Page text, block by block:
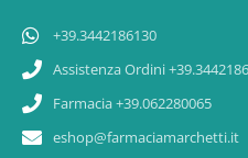
+39.3442186130
Assistenza Ordini
Farmacia +39.062280065
eshop@farmaciamarchetti.it